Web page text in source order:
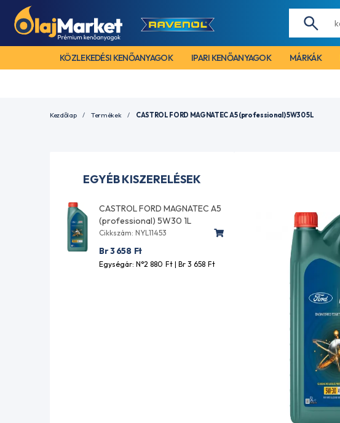
KÖZLEKEDÉSI KENŐANYAGOK IPARI KENŐANYAGOK MÁRKÁK
Kezdőlap Termékek CASTROL FORD MAGNATEC A5 (professional) 5W30 5L
EGYÉB KISZERELÉSEK
CASTROL FORD MAGNATEC A5
(professional) 5W30 1L
Cikkszám: NYL11453
Br 3 658 Ft
Egységár: N°2 880 Ft | Br 3 658 Ft